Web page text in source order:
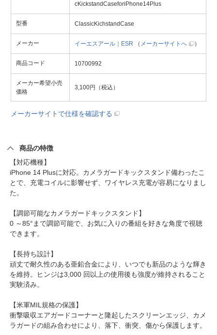
cKickstandCaseforiPhone14Plus
型番 ClassicKichstandCase
メーカー イーエスアール｜ESR （ メーカーサイトへ ）
商品コード 10700992
メーカー希望小売
価格
3,100円（税込）
メーカーサイトで仕様を確認する
商品の特徴
【対応機種】
iPhone 14 Plusに対応。カメラガードキックスタンド備わったこ
とで、充電コイルに影響せず、ワイヤレス充電が容易になりまし
た。
【調節可能なカメラガードキックスタンド】
0 ～85°まで調節可能で、お気に入りの番組を好きな角度で視聴
できます。
【長持ち設計】
頑丈で耐久性のある亜鉛合金により、いつでも新品のような輝き
を維持。ヒンジは3,000 回以上の使用後も強度が維持されること
実験済み。
【米軍MIL規格の保護】
衝撃吸収エアガードコーナーと隆起したスクリーンエッジ、カメ
ラガードの組み合わせにより、落下、衝突、傷から保護します。